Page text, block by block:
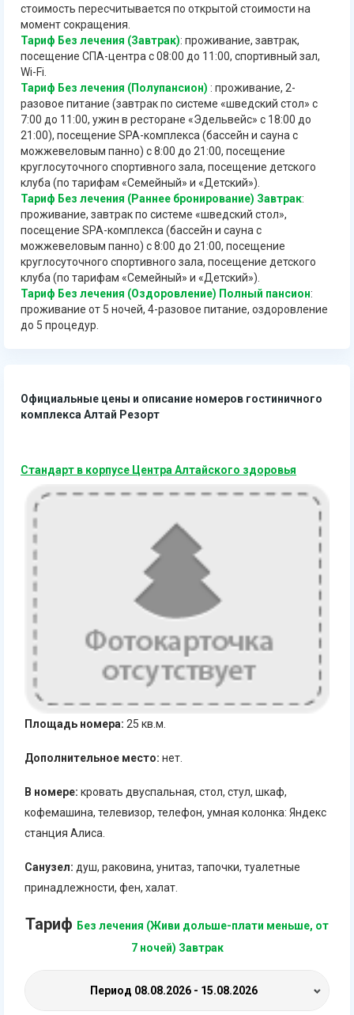
стоимость пересчитывается по открытой стоимости на
момент сокращения.
Тариф Без лечения (Завтрак): проживание, завтрак,
посещение СПА-центра с 08:00 до 11:00, спортивный зал,
Wi-Fi.
Тариф Без лечения (Полупансион) : проживание, 2-
разовое питание (завтрак по системе «шведский стол» с
7:00 до 11:00, ужин в ресторане «Эдельвейс» с 18:00 до
21:00), посещение SPA-комплекса (бассейн и сауна с
можжевеловым панно) с 8:00 до 21:00, посещение
круглосуточного спортивного зала, посещение детского
клуба (по тарифам «Семейный» и «Детский»).
Тариф Без лечения (Раннее бронирование) Завтрак:
проживание, завтрак по системе «шведский стол»,
посещение SPA-комплекса (бассейн и сауна с
можжевеловым панно) с 8:00 до 21:00, посещение
круглосуточного спортивного зала, посещение детского
клуба (по тарифам «Семейный» и «Детский»).
Тариф Без лечения (Оздоровление) Полный пансион:
проживание от 5 ночей, 4-разовое питание, оздоровление
до 5 процедур.
Официальные цены и описание номеров гостиничного
комплекса Алтай Резорт
Стандарт в корпусе Центра Алтайского здоровья
Площадь номера: 25 кв.м.
Дополнительное место: нет.
В номере: кровать двуспальная, стол, стул, шкаф,
кофемашина, телевизор, телефон, умная колонка: Яндекс
станция Алиса.
Санузел: душ, раковина, унитаз, тапочки, туалетные
принадлежности, фен, халат.
Тариф Без лечения (Живи дольше-плати меньше, от
7 ночей) Завтрак
Период 08.08.2026 - 15.08.2026